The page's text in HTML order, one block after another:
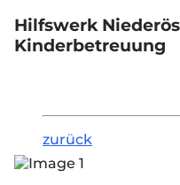
Hilfswerk
Kinderbetreuung
zurück